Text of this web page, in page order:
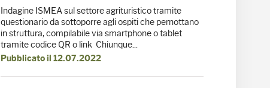
Indagine ISMEA sul settore agrituristico tramite
questionario da sottoporre agli ospiti che pernottano
in struttura, compilabile via smartphone o tablet
tramite codice QR o link Chiunque...
Pubblicato il 12.07.2022